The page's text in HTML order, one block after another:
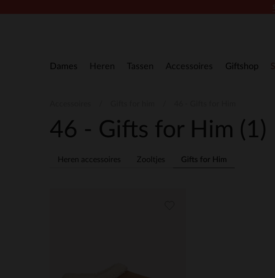
Dames Heren Tassen Accessoires Giftshop
46 - Gifts for Him (1)
Heren accessoires Zooltjes Gifts for Him